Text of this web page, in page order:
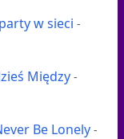
w sieci -
Między -
Be Lonely -